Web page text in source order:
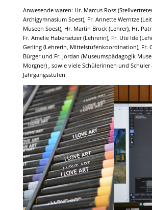
Anwesende waren: Hr. Marcus Ross
Archigymnasium Soest), Fr. Annette Werntze
Museen Soest), Hr. Martin Brock (Lehrer), Hr.
Fr. Amelie Habersetzer (Lehrerin), Fr. Ute Ide
Gerling (Lehrerin, Mittelstufenkoordination), Fr.
Bürger und Fr. Jordan (Museumspädagogik
Morgner) , sowie viele Schülerinnen und Schüler
Jahrgangsstufen